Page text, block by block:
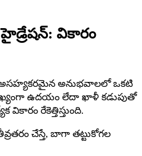
వికారం
అనుభవాలలో ఒకటి
ఉదయం లేదా ఖాళీ కడుపుతో
వికారం రేకెత్తిస్తుంది.
చేస్తే, బాగా తట్టుకోగల